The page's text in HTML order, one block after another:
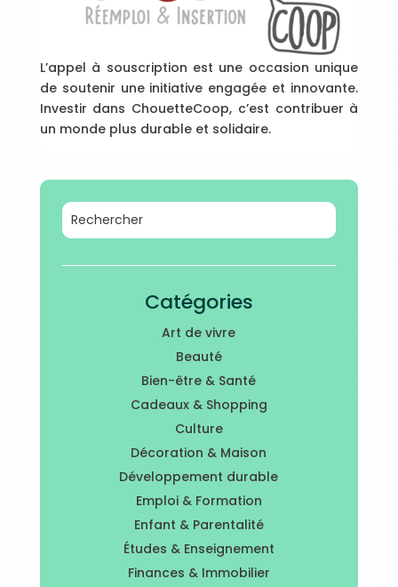
L’appel à souscription est une occasion unique
de soutenir une initiative engagée et innovante.
Investir dans ChouetteCoop, c’est contribuer à
un monde plus durable et solidaire.
Catégories
Art de vivre
Beauté
Bien-être & Santé
Cadeaux & Shopping
Culture
Décoration & Maison
Développement durable
Emploi & Formation
Enfant & Parentalité
Études & Enseignement
Finances & Immobilier